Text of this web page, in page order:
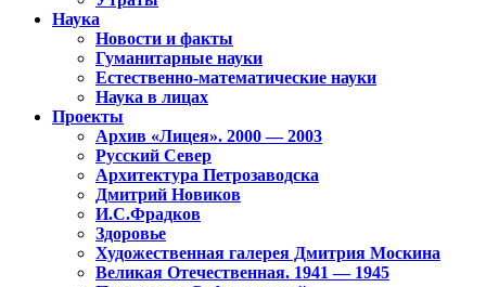
Наука
Новости и факты
Гуманитарные науки
Естественно-математические науки
Наука в лицах
Проекты
Архив «Лицея». 2000 — 2003
Русский Север
Архитектура Петрозаводска
Дмитрий Новиков
И.С.Фрадков
Здоровье
Художественная галерея Дмитрия Москина
Великая Отечественная. 1941 — 1945